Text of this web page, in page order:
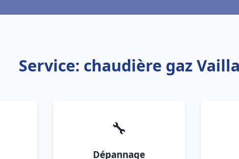
Service: chaudière gaz
🔧
Dépannage